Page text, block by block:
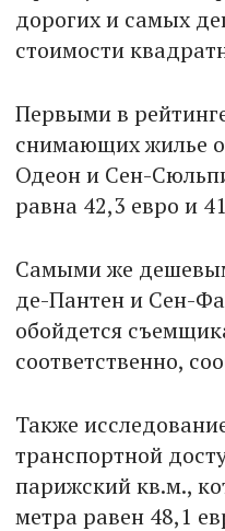
дорогих и самых
стоимости
Первыми в
снимающих жилье
Одеон и Сен-
равна 42,3 евро и
Самыми же
де-Пантен и Сен-
обойдется
соответственно,
Также
транспортной
парижский кв.м.,
метра равен 48,1